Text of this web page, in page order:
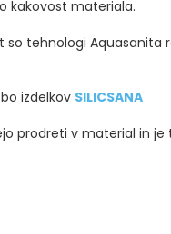
kakovost materiala.
tehnologi Aquasanita
izdelkov SILICSANA
prodreti v material in je